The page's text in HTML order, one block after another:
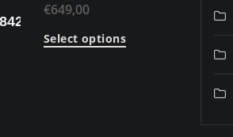
€649,00
Select options